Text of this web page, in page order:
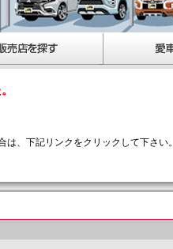
、下記リンクをクリックして下さい。